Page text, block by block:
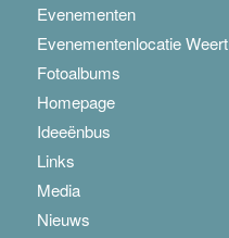
Evenementen
Evenementenlocatie Weert
Fotoalbums
Homepage
Ideeënbus
Links
Media
Nieuws